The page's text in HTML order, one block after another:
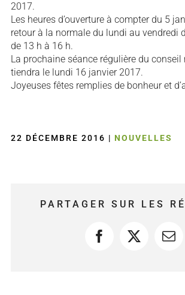
2017.
Les heures d’ouverture à compter du 5
retour à la normale du lundi au vendredi
de 13 h à 16 h.
La prochaine séance régulière du
tiendra le lundi 16 janvier 2017.
Joyeuses fêtes remplies de bonheur et
22 DÉCEMBRE 2016 | NOUVELLES
PARTAGER SUR LES
Facebook
X